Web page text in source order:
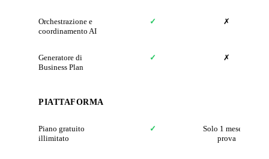
Orchestrazione e
coordinamento AI
✓ ✗
Generatore di
Business Plan
✓ ✗
PIATTAFORMA
Piano gratuito
illimitato
✓
Solo 1 mese di
prova